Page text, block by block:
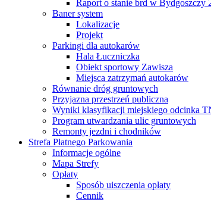
Raport o stanie brd w Bydgoszczy
Baner system
Lokalizacje
Projekt
Parkingi dla autokarów
Hala Łuczniczka
Obiekt sportowy Zawisza
Miejsca zatrzymań autokarów
Równanie dróg gruntowych
Przyjazna przestrzeń publiczna
Wyniki klasyfikacji miejskiego odcinka
Program utwardzania ulic gruntowych
Remonty jezdni i chodników
Strefa Płatnego Parkowania
Informacje ogólne
Mapa Strefy
Opłaty
Sposób uiszczenia opłaty
Cennik